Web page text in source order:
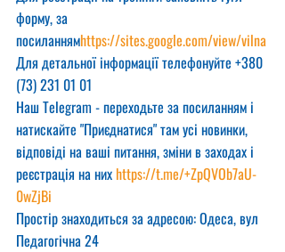
форму, за
посиланнямhttps://sites.google.com/view/vilna
Для детальної інформації телефонуйте +380
(73) 231 01 01
Наш Telegram - переходьте за посиланням і
натискайте "Приєднатися" там усі новинки,
відповіді на ваші питання, зміни в заходах і
реєстрація на них https://t.me/+ZpQVOb7aU-
0wZjBi
Простір знаходиться за адресою: Одеса, вул
Педагогічна 24